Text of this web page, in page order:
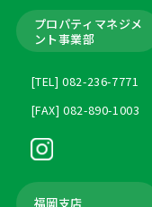
プロパティマネジメ
ント事業部
[TEL] 082-236-7771
[FAX] 082-890-1003
福岡支店